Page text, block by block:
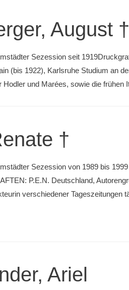
August †
Sezession seit
(bis 1922), Karlsruhe Studium an
Hodler und Marées, sowie die frühen
†
Sezession von 1989 bis
P.E.N. Deutschland,
verschiedener Tageszeitungen
Ariel